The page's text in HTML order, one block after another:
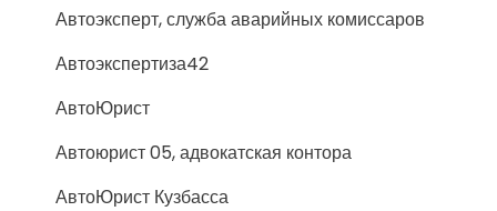
Автоэксперт, служба аварийных комиссаров
Автоэкспертиза42
АвтоЮрист
Автоюрист 05, адвокатская контора
АвтоЮрист Кузбасса